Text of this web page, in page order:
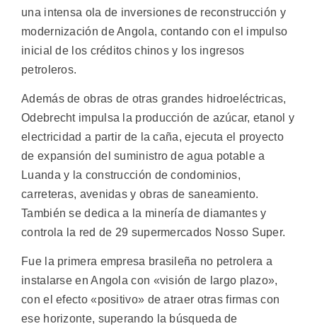
una intensa ola de inversiones de reconstrucción y
modernización de Angola, contando con el impulso
inicial de los créditos chinos y los ingresos
petroleros.
Además de obras de otras grandes hidroeléctricas,
Odebrecht impulsa la producción de azúcar, etanol y
electricidad a partir de la caña, ejecuta el proyecto
de expansión del suministro de agua potable a
Luanda y la construcción de condominios,
carreteras, avenidas y obras de saneamiento.
También se dedica a la minería de diamantes y
controla la red de 29 supermercados Nosso Super.
Fue la primera empresa brasileña no petrolera a
instalarse en Angola con «visión de largo plazo»,
con el efecto «positivo» de atraer otras firmas con
ese horizonte, superando la búsqueda de